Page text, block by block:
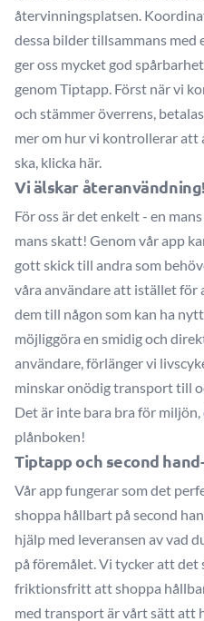
återvinningsplatsen.
dessa bilder tillsammans med
ger oss mycket god
genom Tiptapp. Först när vi
och stämmer överrens,
mer om hur vi kontrollerar att
ska, klicka här.
Vi älskar
För oss är det enkelt - en
mans skatt! Genom vår app
gott skick till andra som
våra användare att istället för
dem till någon som kan ha
möjliggöra en smidig och
användare, förlänger vi
minskar onödig transport till
Det är inte bara bra för
plånboken!
Tiptapp och second
Vår app fungerar som det
shoppa hållbart på second
hjälp med leveransen av vad
på föremålet. Vi tycker att det
friktionsfritt att shoppa
med transport är vårt sätt att